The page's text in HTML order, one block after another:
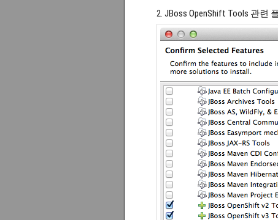
2. JBoss OpenShift Tools 관련